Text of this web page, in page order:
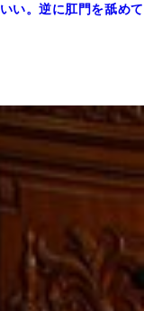
い。逆に肛門を舐めて